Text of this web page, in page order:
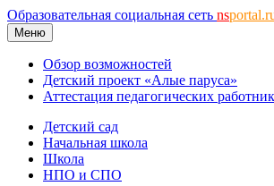
Образовательная социальная сеть ns
Меню
Обзор возможностей
Детский проект «Алые паруса»
Аттестация педагогических
Детский сад
Начальная школа
Школа
НПО и СПО